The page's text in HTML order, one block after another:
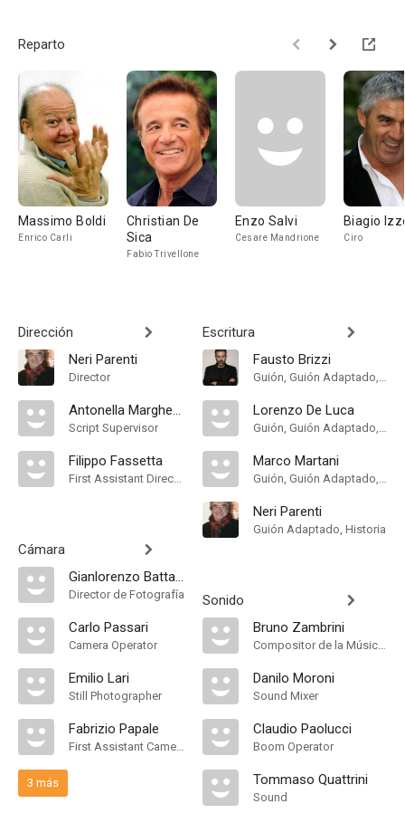
Reparto
Massimo Boldi
Enrico Carli
Christian De
Sica
Fabio Trivellone
Enzo Salvi
Cesare Mandrione
Biagio
Ciro
Dirección
Neri Parenti
Director
Antonella Margheriti
Script Supervisor
Filippo Fassetta
First Assistant Director
Cámara
Gianlorenzo Battaglia
Director de Fotografía
Carlo Passari
Camera Operator
Emilio Lari
Still Photographer
Fabrizio Papale
First Assistant Camera
3 más
Escritura
Fausto Brizzi
Guión, Guión Adaptado, Historia
Lorenzo De Luca
Guión, Guión Adaptado, Historia
Marco Martani
Guión, Guión Adaptado, Historia
Neri Parenti
Guión Adaptado, Historia
Sonido
Bruno Zambrini
Compositor de la Música Original
Danilo Moroni
Sound Mixer
Claudio Paolucci
Boom Operator
Tommaso Quattrini
Sound